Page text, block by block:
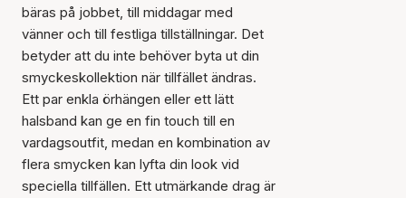
bäras på jobbet, till middagar med
vänner och till festliga tillställningar. Det
betyder att du inte behöver byta ut din
smyckeskollektion när tillfället ändras.
Ett par enkla örhängen eller ett lätt
halsband kan ge en fin touch till en
vardagsoutfit, medan en kombination av
flera smycken kan lyfta din look vid
speciella tillfällen. Ett utmärkande drag är